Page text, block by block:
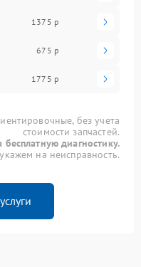
1375 р
675 р
1775 р
без учета
стоимости запчастей.
бесплатную диагностику.
на неисправность.